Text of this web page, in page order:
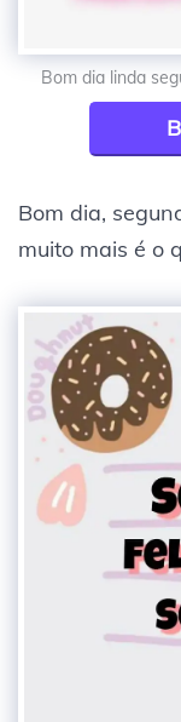
Bom dia linda
Bom dia,
muito mais é o